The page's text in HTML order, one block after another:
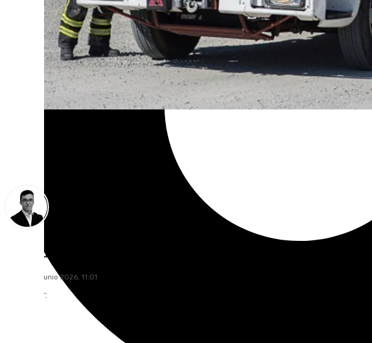
Chema Ruiz
viernes, 19 junio 2026, 11:01
Compartir: